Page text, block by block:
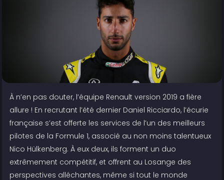
À n’en pas douter, l’équipe Renault version 2019 a fière
allure ! En recrutant l’été dernier Daniel Ricciardo, l’écurie
française s’est offerte les services de l’un des meilleurs
pilotes de la Formule 1, associé au non moins talentueux
Nico Hülkenberg. À eux deux, ils forment un duo
extrêmement compétitif, et offrent au Losange des
perspectives alléchantes, même si tout le monde